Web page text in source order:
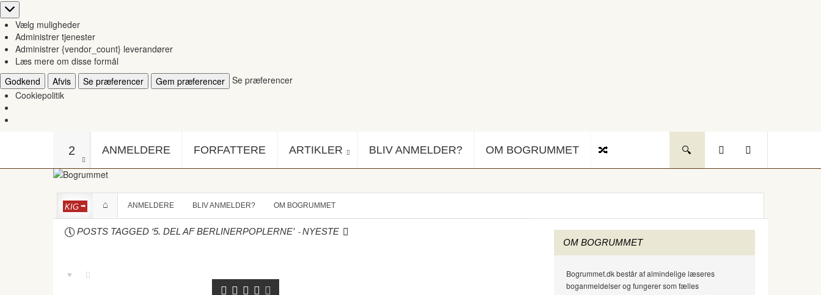
Marketing
Vælg muligheder
Administrer tjenester
Administrer {vendor_count} leverandører
Læs mere om disse formål
Godkend
Afvis Se præferencer Gem præferencer Se præferencer
Cookiepolitik
2 ANMELDERE FORFATTERE ARTIKLER BLIV ANMELDER? OM BOGRUMMET
KIG ANMELDERE BLIV ANMELDER? OM BOGRUMMET
POSTS TAGGED ‘5. DEL AF BERLINERPOPLERNE’ -NYESTE
OM BOGRUMMET
Bogrummet.dk består af almindelige læseres
boganmeldelser og fungerer som fælles